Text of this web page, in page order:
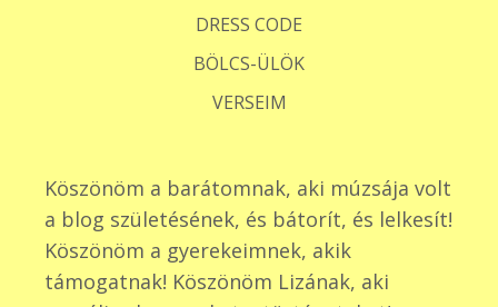
DRESS CODE
BÖLCS-ÜLÖK
VERSEIM
Köszönöm a barátomnak, aki múzsája volt
a blog születésének, és bátorít, és lelkesít!
Köszönöm a gyerekeimnek, akik
támogatnak! Köszönöm Lizának, aki